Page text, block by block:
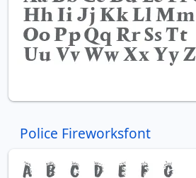
Police Fireworksfont